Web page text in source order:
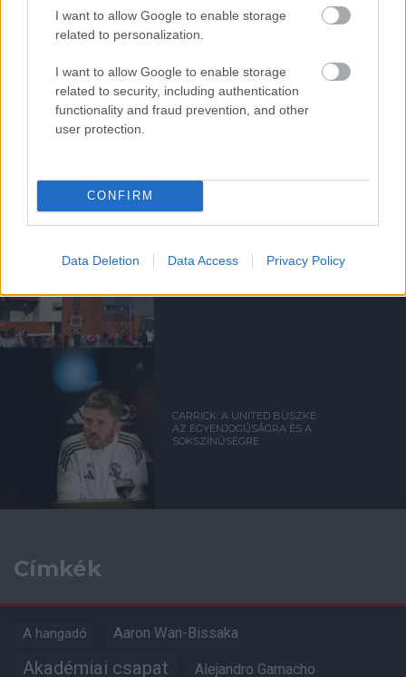
I want to allow Google to enable storage
related to personalization.
I want to allow Google to enable storage
related to security, including authentication
functionality and fraud prevention, and other
user protection.
CONFIRM
Data Deletion Data Access Privacy Policy
SIR DAVE BRAILSFORD
TÁVOZOTT AZ
IGAZGATÓSÁGBÓL
VÁLTOZÁSOK A KLUB KÖRÜL
CARRICK: A UNITED BÜSZKE
AZ EGYENJOGÚSÁGRA ÉS A
SOKSZÍNŰSÉGRE
Címkék
A hangadó Aaron Wan-Bissaka
Akadémiai csapat Alejandro Garnacho